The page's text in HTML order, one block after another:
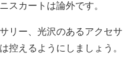
スカートは論外です。
リー、光沢のあるアクセサ
控えるようにしましょう。